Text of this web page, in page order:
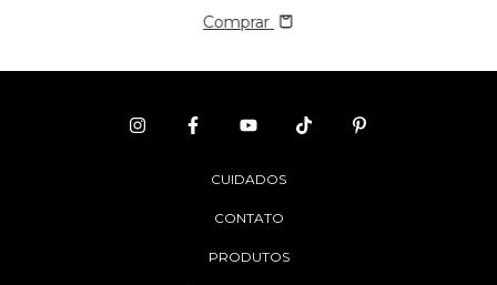
Comprar
CUIDADOS
CONTATO
PRODUTOS